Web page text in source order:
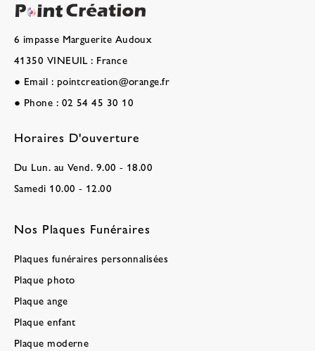
6 impasse Marguerite Audoux
41350 VINEUIL : France
● Email : pointcreation@orange.fr
● Phone : 02 54 45 30 10
Horaires D'ouverture
Du Lun. au Vend. 9.00 - 18.00
Samedi 10.00 - 12.00
Nos Plaques Funéraires
Plaques funéraires personnalisées
Plaque photo
Plaque ange
Plaque enfant
Plaque moderne